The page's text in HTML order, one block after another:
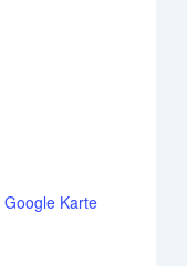
Google Karte